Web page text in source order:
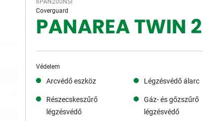
Coverguard
PANAREA TWIN 2
Védelem
Arcvédő eszköz
Légzésvédő álarc
Részecskeszűrő
légzésvédő
Gáz- és gőzszűrő
légzésvédő